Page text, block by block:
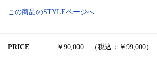
この商品のSTYLEページへ
PRICE ￥90,000 （税込：￥99,000）